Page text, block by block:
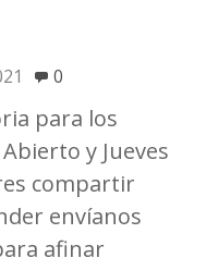
0
para los
y Jueves
compartir
envíanos
afinar